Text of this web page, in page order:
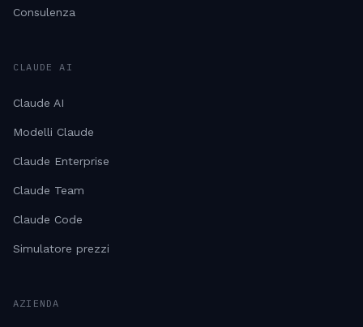
Consulenza
CLAUDE AI
Claude AI
Modelli Claude
Claude Enterprise
Claude Team
Claude Code
Simulatore prezzi
AZIENDA